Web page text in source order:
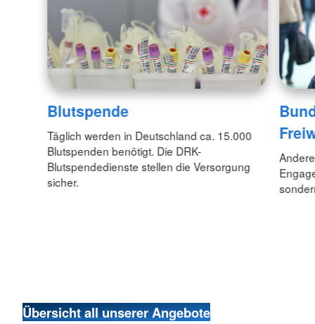
Blutspende
Täglich werden in Deutschland ca. 15.000
Blutspenden benötigt. Die DRK-
Blutspendedienste stellen die Versorgung
sicher.
Übersicht all unserer Angebote